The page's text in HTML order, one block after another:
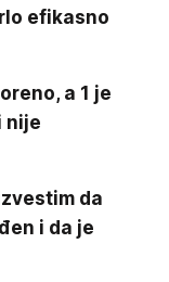
efikasno
a 1 je
nije
da
i da je